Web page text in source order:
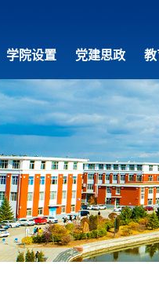
学院设置 党建思政